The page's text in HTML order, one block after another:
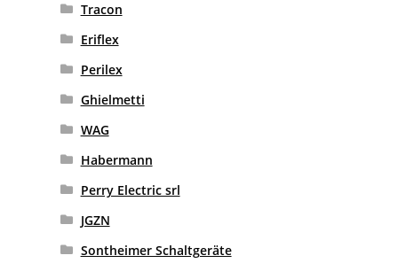
Tracon
Eriflex
Perilex
Ghielmetti
WAG
Habermann
Perry Electric srl
JGZN
Sontheimer Schaltgeräte